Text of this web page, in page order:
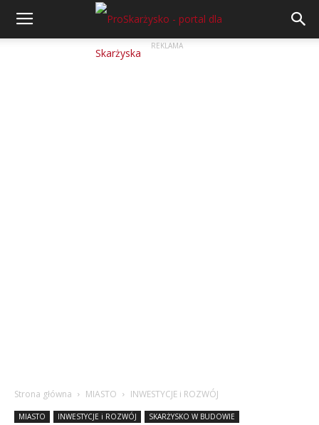
REKLAMA
Strona główna MIASTO INWESTYCJE i ROZWÓJ
MIASTO INWESTYCJE i ROZWÓJ SKARŻYSKO W BUDOWIE